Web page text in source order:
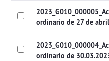
ordinario de 27 de
ordinario de